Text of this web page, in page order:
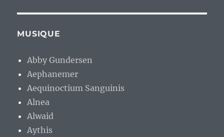
MUSIQUE
Abby Gundersen
Aephanemer
Aequinoctium Sanguinis
Alnea
Alwaid
Aythis